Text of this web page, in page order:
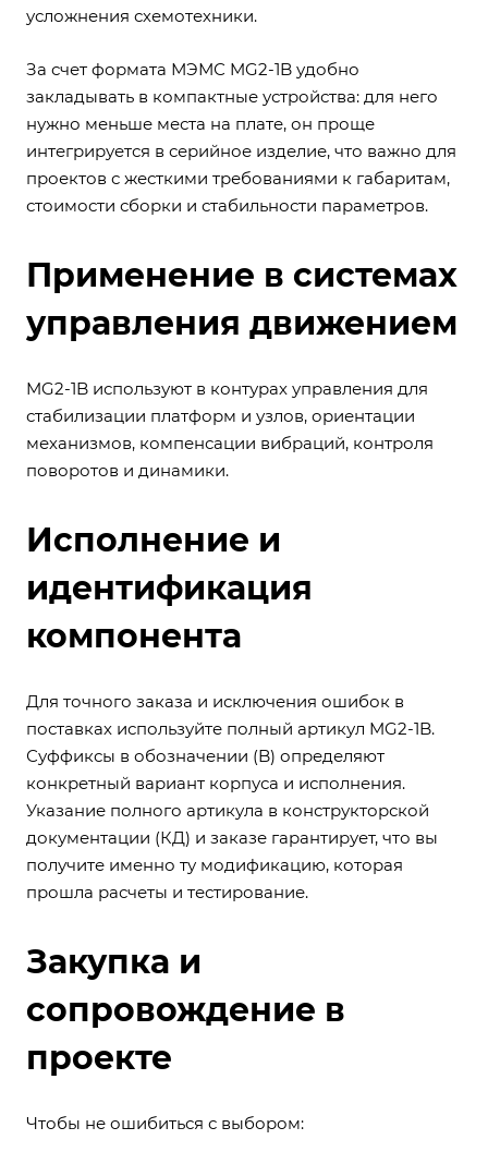
усложнения схемотехники.
За счет формата МЭМС MG2-1B удобно
закладывать в компактные устройства: для него
нужно меньше места на плате, он проще
интегрируется в серийное изделие, что важно для
проектов с жесткими требованиями к габаритам,
стоимости сборки и стабильности параметров.
Применение в системах
управления движением
MG2-1B используют в контурах управления для
стабилизации платформ и узлов, ориентации
механизмов, компенсации вибраций, контроля
поворотов и динамики.
Исполнение и
идентификация
компонента
Для точного заказа и исключения ошибок в
поставках используйте полный артикул MG2-1B.
Суффиксы в обозначении (B) определяют
конкретный вариант корпуса и исполнения.
Указание полного артикула в конструкторской
документации (КД) и заказе гарантирует, что вы
получите именно ту модификацию, которая
прошла расчеты и тестирование.
Закупка и
сопровождение в
проекте
Чтобы не ошибиться с выбором: